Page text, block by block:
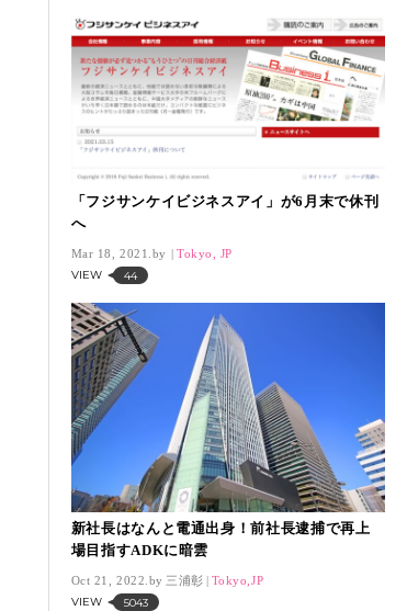
「フジサンケイビジネスアイ」が6月末で休刊
へ
Mar 18, 2021. Tokyo, JP
VIEW 44
新社長はなんと電通出身！前社長逮捕で再上
場目指すADKに暗雲
Oct 21, 2022. 三浦彰 Tokyo,JP
VIEW 5043